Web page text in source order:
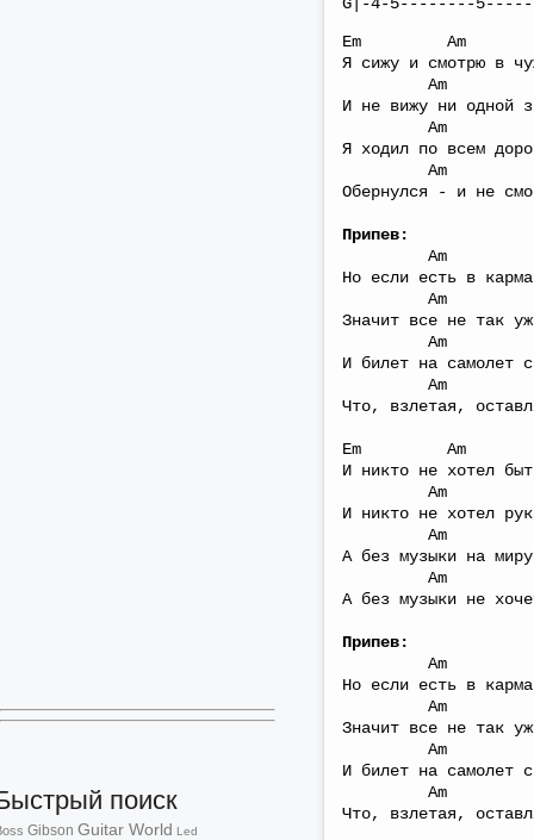
поиск
Gibson Guitar World Led
G|-4-5--------
Em Am
Я сижу и смотрю в
Am C
И не вижу ни одной
Am C
Я ходил по всем
Am C
Обернулся - и не
Припев:
Am C/
Но если есть в
Am C
Значит все не так
Am C
И билет на самолет
Am C
Что, взлетая,
Em Am
И никто не хотел
Am C
И никто не хотел
Am C
А без музыки на
Am C
А без музыки не
Припев:
Am C/
Но если есть в
Am C
Значит все не так
Am C
И билет на самолет
Am C
Что, взлетая,